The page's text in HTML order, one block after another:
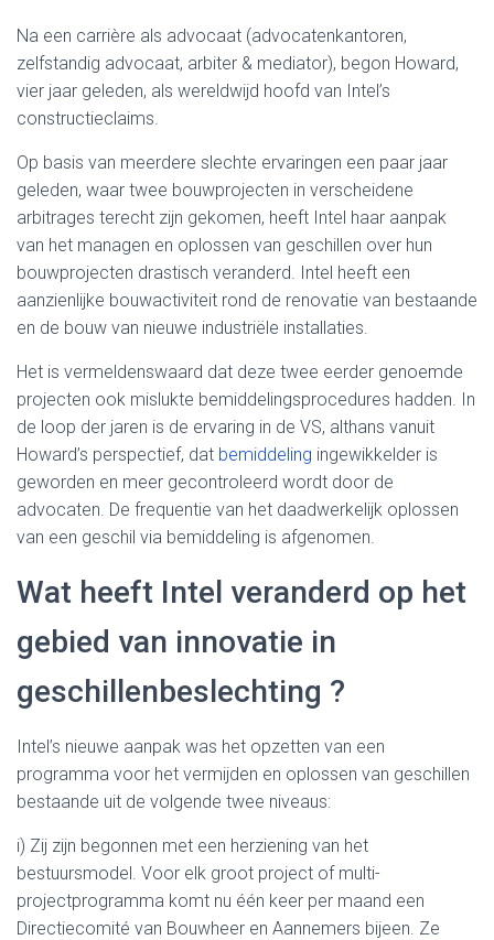
Na een carrière als advocaat (advocatenkantoren,
zelfstandig advocaat, arbiter & mediator), begon Howard,
vier jaar geleden, als wereldwijd hoofd van Intel’s
constructieclaims.
Op basis van meerdere slechte ervaringen een paar jaar
geleden, waar twee bouwprojecten in verscheidene
arbitrages terecht zijn gekomen, heeft Intel haar aanpak
van het managen en oplossen van geschillen over hun
bouwprojecten drastisch veranderd. Intel heeft een
aanzienlijke bouwactiviteit rond de renovatie van bestaande
en de bouw van nieuwe industriële installaties.
Het is vermeldenswaard dat deze twee eerder genoemde
projecten ook mislukte bemiddelingsprocedures hadden. In
de loop der jaren is de ervaring in de VS, althans vanuit
Howard’s perspectief, dat bemiddeling ingewikkelder is
geworden en meer gecontroleerd wordt door de
advocaten. De frequentie van het daadwerkelijk oplossen
van een geschil via bemiddeling is afgenomen.
Wat heeft Intel veranderd op het
gebied van innovatie in
geschillenbeslechting ?
Intel’s nieuwe aanpak was het opzetten van een
programma voor het vermijden en oplossen van geschillen
bestaande uit de volgende twee niveaus:
i) Zij zijn begonnen met een herziening van het
bestuursmodel. Voor elk groot project of multi-
projectprogramma komt nu één keer per maand een
Directiecomité van Bouwheer en Aannemers bijeen. Ze